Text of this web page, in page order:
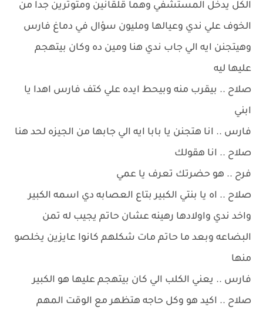
الكل يدخل المستشفي وهما قلقانين ومتوترين جدا من
الخوف علي ندي وعيالها ومليون سؤال في دماغ فارس
وهيتجنن ايه الي جاب ندي هنا ومين ده وكان بيتهجم
عليها ليه
صلاح .. بيقرب منه وبيحط ايده علي كتف فارس اهدا يا
ابني
فارس .. انا هتجنن يا بابا ايه الي جابها من الجيزه لحد هنا
صلاح .. انا هقولك
فرح .. هو حضرتك تعرف يا عمي
صلاح .. اه يا بنتي الكبير بتاع العصابه دي اسمه الكبير
واخد ندي واولادها رهينه عشان حاتم يجيب له تمن
البضاعه وبعد ما حاتم مات شكلهم كانوا عايزين يخلصو
منها
فارس .. يعني الكلب الي كان بيتهجم عليها هو الكبير
صلاح .. اكيد هو وكل حاجه هتظهر مع الوقت المهم